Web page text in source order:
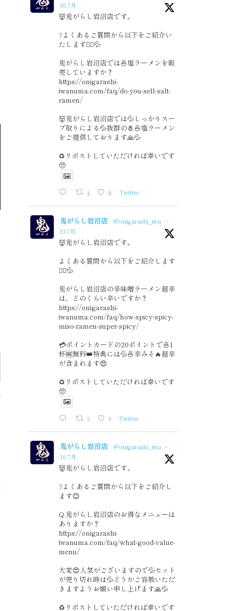
30 7月
👹鬼がらし岩沼店です。
❔よくあるご質問から以下をご紹介い
たします🙇‍♂️💦
鬼がらし岩沼店では🍜塩ラーメンを販
売していますか？
https://onigarashi-
iwanuma.com/faq/do-you-sell-salt-
ramen/
👹鬼がらし岩沼店では💦しっかりスー
プ取りによる💦抜群の🧂🍜塩ラーメン
をご提供しております🙏💦
♻️リポストしていただければ幸いです
🥺
4 8 Twitter
鬼がらし岩沼店 @onigarashi_iwa
·
23 7月
👹鬼がらし岩沼店です。
よくある質問から以下をご紹介します
🙇‍♂️💦
鬼がらし岩沼店の辛味噌ラーメン超辛
は、どのくらい辛いですか？
https://onigarashi-
iwanuma.com/faq/how-spicy-spicy-
miso-ramen-super-spicy/
💳ポイントカードの20ポイントで🍜1
杯🆓無料👑特典には💦🍜辛みそ🔥超辛
が含まれます😍
♻️リポストしていただければ幸いです
🥺
3 9 Twitter
鬼がらし岩沼店 @onigarashi_iwa
·
16 7月
👹鬼がらし岩沼店です。
❔よくあるご質問から以下をご紹介し
ます😊
Q.鬼がらし岩沼店のお得なメニューは
ありますか？
https://onigarashi-
iwanuma.com/faq/what-good-value-
menu/
大変😍人気がございますので💦セット
が売り切れ時は💦どうかご容赦いただ
きますようお願い申し上げます🙏💦
♻️リポストしていただければ幸いです